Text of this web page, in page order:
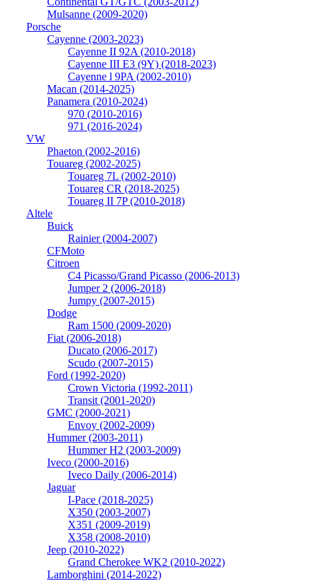
Mulsanne (2009-2020)
Porsche
Cayenne (2003-2023)
Cayenne II 92A (2010-2018)
Cayenne III E3 (9Y) (2018-2023)
Cayenne l 9PA (2002-2010)
Macan (2014-2025)
Panamera (2010-2024)
970 (2010-2016)
971 (2016-2024)
VW
Phaeton (2002-2016)
Touareg (2002-2025)
Touareg 7L (2002-2010)
Touareg CR (2018-2025)
Touareg II 7P (2010-2018)
Altele
Buick
Rainier (2004-2007)
CFMoto
Citroen
C4 Picasso/Grand Picasso (2006-2013)
Jumper 2 (2006-2018)
Jumpy (2007-2015)
Dodge
Ram 1500 (2009-2020)
Fiat (2006-2018)
Ducato (2006-2017)
Scudo (2007-2015)
Ford (1992-2020)
Crown Victoria (1992-2011)
Transit (2001-2020)
GMC (2000-2021)
Envoy (2002-2009)
Hummer (2003-2011)
Hummer H2 (2003-2009)
Iveco (2000-2016)
Iveco Daily (2006-2014)
Jaguar
I-Pace (2018-2025)
X350 (2003-2007)
X351 (2009-2019)
X358 (2008-2010)
Jeep (2010-2022)
Grand Cherokee WK2 (2010-2022)
Lamborghini (2014-2022)